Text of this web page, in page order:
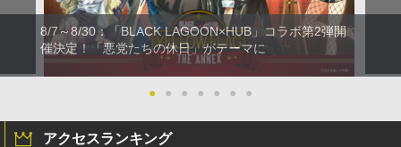
8/7～8/30：「BLACK LAGOON×HUB」コラボ第2弾開
催決定！「悪党たちの休日」がテーマに
● ● ● ● ● ● ●
アクセスランキング